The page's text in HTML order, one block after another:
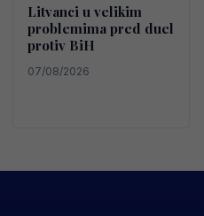
Litvanci u velikim
problemima pred duel
protiv BiH
07/08/2026